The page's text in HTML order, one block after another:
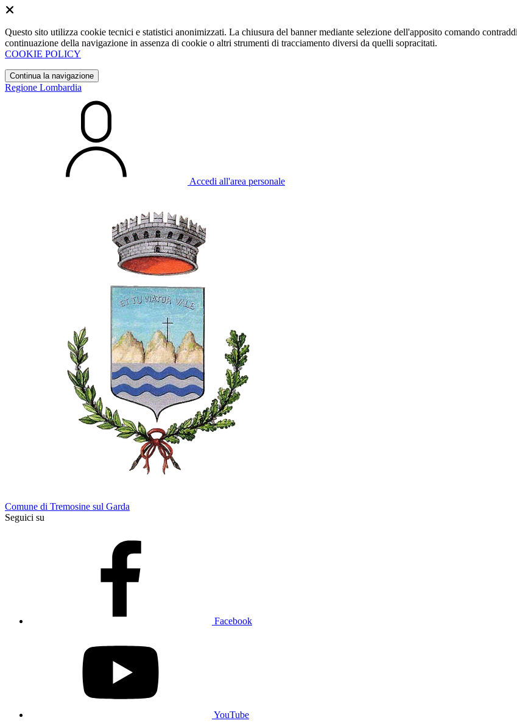
Questo sito utilizza cookie tecnici e statistici anonimizzati. La chiusura del banner mediante selezione dell'apposito comando
continuazione della navigazione in assenza di cookie o altri strumenti di tracciamento diversi da quelli sopracitati.
COOKIE POLICY
Continua la navigazione
Regione Lombardia
Accedi all'area personale
Comune di Tremosine sul Garda
Seguici su
Facebook
YouTube